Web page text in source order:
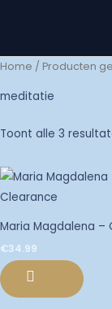
inhoud
Home / Producten
meditatie
Toont alle 3
Maria Magdalena –
€34.99